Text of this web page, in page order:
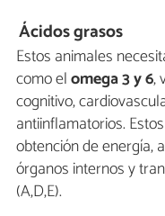
Ácidos grasos
Estos animales
como elomega 3 y 6,
cognitivo,
antiinflamatorios.
obtención de energía,
órganos internos y
(A,D,E).